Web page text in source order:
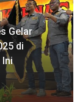
Gelar
di
Ini